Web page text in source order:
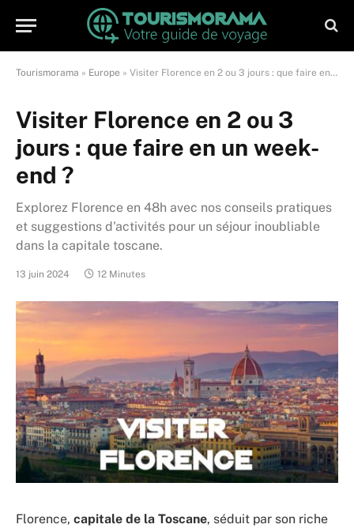
Tourismorama » Europe » Visiter Florence en 2 ou 3 jours : que faire en un week-end ?
Visiter Florence en 2 ou 3
jours : que faire en un week-
end ?
Explorez Florence en 48h avec nos conseils pratiques
et suggestions d'activités pour un séjour inoubliable
dans la capitale toscane.
13 juin 2024 12 Minutes
Florence, capitale de la Toscane, séduit par son riche